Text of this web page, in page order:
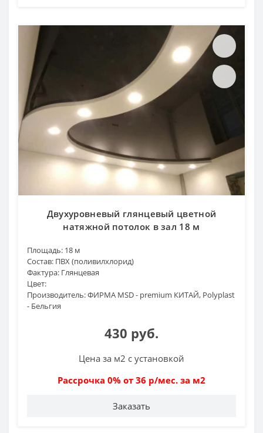
Двухуровневый глянцевый цветной
натяжной потолок в зал 18 м
Площадь: 18 м
Состав: ПВХ (поливилхлорид)
Фактура: Глянцевая
Цвет:
Производитель:ФИРМА MSD - premium КИТАЙ, Polyplast
- Бельгия
430 руб.
Цена за м2 с установкой
Рассрочка 0% от 36 р/мес. за м2
Заказать